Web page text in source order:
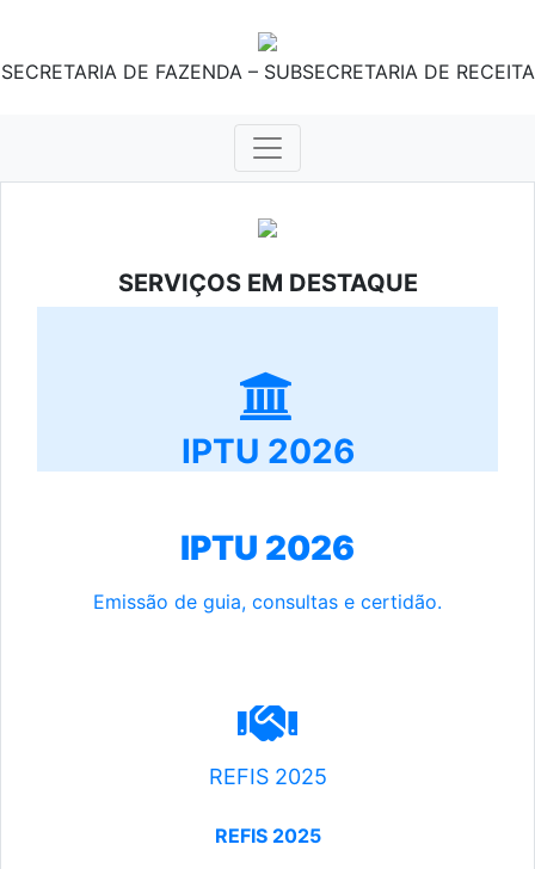
SECRETARIA DE FAZENDA – SUBSECRETARIA DE RECEITA
SERVIÇOS EM DESTAQUE
IPTU 2026
IPTU 2026
Emissão de guia, consultas e certidão.
REFIS 2025
REFIS 2025